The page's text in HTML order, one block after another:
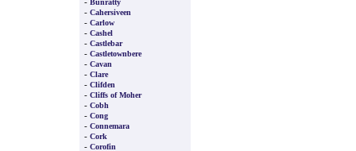
Bunratty
- Cahersiveen
- Carlow
- Cashel
- Castlebar
- Castletownbere
- Cavan
- Clare
- Clifden
- Cliffs of Moher
- Cobh
- Cong
- Connemara
- Cork
- Corofin